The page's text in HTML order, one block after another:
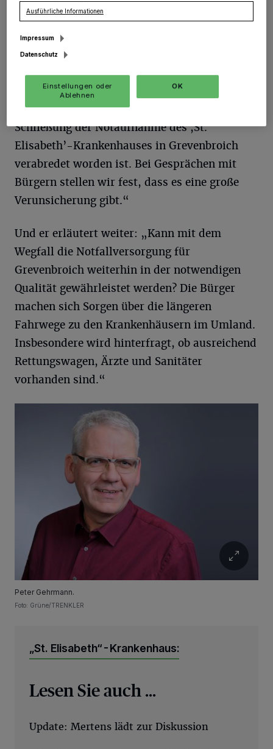
E r schreibt deshalb ab Bürgemeister Klaus
Krützen: „In den lokalen Medien wird
berichtet, dass im Rahmen des
verabschiedeten Sanierungsplanes für das
,Rheinland Klinikum‘ von den Gesellschaftern
(Rhein-Kreis und Stadt Neuss) eine
Schließung der Notaufnahme des ,St.
Elisabeth’-Krankenhauses in Grevenbroich
verabredet worden ist. Bei Gesprächen mit
Bürgern stellen wir fest, dass es eine große
Verunsicherung gibt.“
Und er erläutert weiter: „Kann mit dem
Wegfall die Notfallversorgung für
Grevenbroich weiterhin in der notwendigen
Qualität gewährleistet werden? Die Bürger
machen sich Sorgen über die längeren
Fahrwege zu den Krankenhäusern im Umland.
Insbesondere wird hinterfragt, ob ausreichend
Rettungswagen, Ärzte und Sanitäter
vorhanden sind.“
Peter Gehrmann.
Foto: Grüne/TRENKLER
„St. Elisabeth“-Krankenhaus:
Lesen Sie auch ...
Update: Mertens lädt zur Diskussion
Ausführliche Informationen
Impressum
Datenschutz
Einstellungen oder
Ablehnen
OK